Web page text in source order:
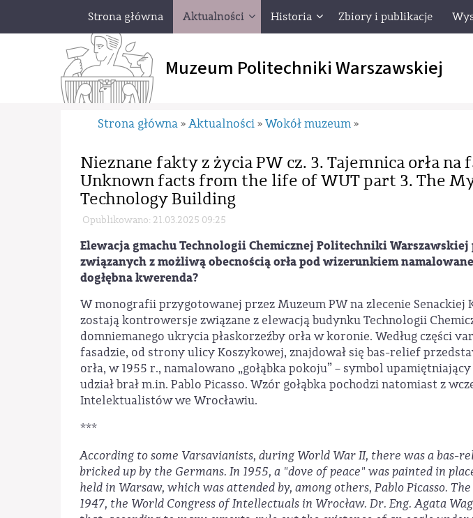
Strona główna Aktualności Historia Zbiory i publikacje
Muzeum Politechniki Warszawskiej
Strona główna » Aktualności » Wokół muzeum »
Nieznane fakty z życia PW cz. 3. Tajemnica orła
Unknown facts from the life of WUT part 3. The
Technology Building
Opublikowano: 21.03.2025 09:25
Elewacja gmachu Technologii Chemicznej Politechniki
związanych z możliwą obecnością orła pod wizerunkiem
dogłębna kwerenda?
W monografii przygotowanej przez Muzeum PW na zlecenie
zostają kontrowersje związane z elewacją budynku Technologii
domniemanego ukrycia płaskorzeźby orła w koronie. Według części
fasadzie, od strony ulicy Koszykowej, znajdował się bas-relief
orła, w 1955 r., namalowano „gołąbka pokoju” – symbol
udział brał m.in. Pablo Picasso. Wzór gołąbka pochodzi natomiast z
Intelektualistów we Wrocławiu.
***
According to some Varsavianists, during World War II, there was a
bricked up by the Germans. In 1955, a "dove of peace" was painted in
held in Warsaw, which was attended by, among others, Pablo Picasso.
1947, the World Congress of Intellectuals in Wrocław. Dr. Eng. Agata